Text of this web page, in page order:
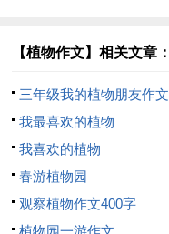
【植物作文】相关文章：
三年级我的植物朋友作文
我最喜欢的植物
我喜欢的植物
春游植物园
观察植物作文400字
植物园一游作文